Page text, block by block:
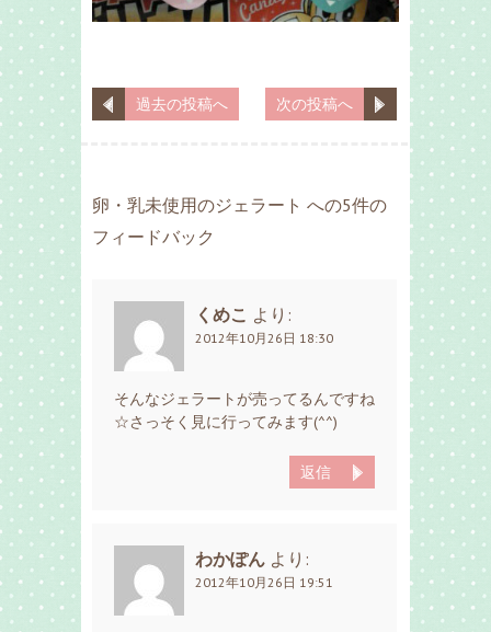
過去の投稿へ 次の投稿へ
卵・乳未使用のジェラート への5件の
フィードバック
くめこ より:
2012年10月26日 18:30
そんなジェラートが売ってるんですね
☆さっそく見に行ってみます(^^)
返信
わかぽん より:
2012年10月26日 19:51